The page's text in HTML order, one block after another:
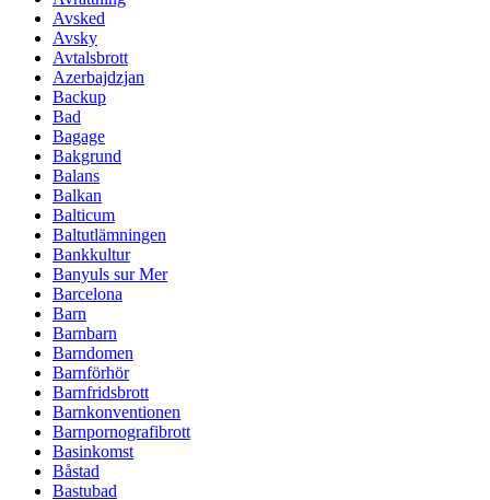
Avsked
Avsky
Avtalsbrott
Azerbajdzjan
Backup
Bad
Bagage
Bakgrund
Balans
Balkan
Balticum
Baltutlämningen
Bankkultur
Banyuls sur Mer
Barcelona
Barn
Barnbarn
Barndomen
Barnförhör
Barnfridsbrott
Barnkonventionen
Barnpornografibrott
Basinkomst
Båstad
Bastubad